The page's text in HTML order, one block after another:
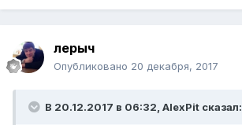
лерыч
Опубликовано 20 декабря, 2017
В 20.12.2017 в 06:32, AlexPit сказал: